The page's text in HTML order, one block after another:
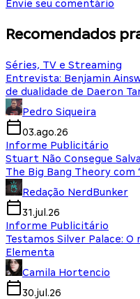
Envie seu comentário
Recomendados
Séries, TV e Streaming
Entrevista: Benjamin
de dualidade de Daeron
Pedro Siqueira
03.ago.26
Informe Publicitário
Stuart Não Consegue
The Big Bang Theory com
Redação NerdBunker
31.jul.26
Informe Publicitário
Testamos Silver Palace:
Elementa
Camila Hortencio
30.jul.26